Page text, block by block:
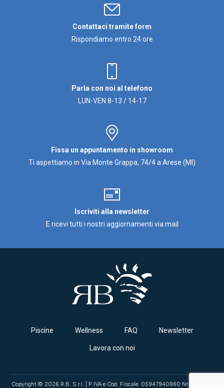
Contattaci tramite form
Rispondiamo entro 24 ore
Parla con noi al telefono
LUN-VEN 8-13 / 14-17
Fissa un appuntamento in showroom
Ti aspettiamo in Via Monte Grappa, 74/4 a Arese (MI)
Iscriviti alla newsletter
E ricevi tutti i nostri aggiornamenti via mail
Piscine Wellness FAQ Newsletter
Lavora con noi
Copyright © 2026 R.B. S.r.l. | P.IVA e Cod. Fiscale: 05947940960 Nr. REA: MI-